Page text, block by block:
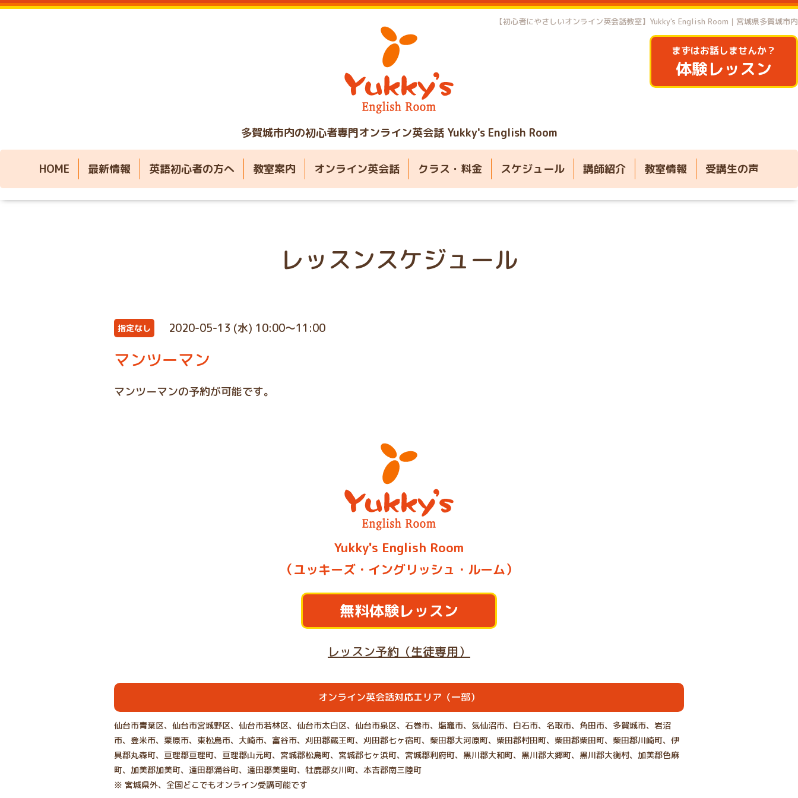
多賀城市内の初心者専門オンライン英会話 Yukky's English Room
【初心者にやさしいオンライン英会話教室】Yukky's English Room｜宮城県多賀城市内
まずはお話しませんか？
体験レッスン
HOME 最新情報 英語初心者の方へ 教室案内 オンライン英会話 クラス・料金 スケジュール 講師紹介 教室情報 受講生の声
レッスンスケジュール
指定なし 2020-05-13 (水) 10:00～11:00
マンツーマン
マンツーマンの予約が可能です。
Yukky's English Room
（ユッキーズ・イングリッシュ・ルーム）
無料体験レッスン
レッスン予約（生徒専用）
オンライン英会話対応エリア（一部）
仙台市青葉区、仙台市宮城野区、仙台市若林区、仙台市太白区、仙台市泉区、石巻市、塩竈市、気仙沼市、白石市、名取市、角田市、多賀城市、岩沼
市、登米市、栗原市、東松島市、大崎市、富谷市、刈田郡蔵王町、刈田郡七ヶ宿町、柴田郡大河原町、柴田郡村田町、柴田郡柴田町、柴田郡川崎町、伊
具郡丸森町、亘理郡亘理町、亘理郡山元町、宮城郡松島町、宮城郡七ヶ浜町、宮城郡利府町、黒川郡大和町、黒川郡大郷町、黒川郡大衡村、加美郡色麻
町、加美郡加美町、遠田郡涌谷町、遠田郡美里町、牡鹿郡女川町、本吉郡南三陸町
※ 宮城県外、全国どこでもオンライン受講可能です